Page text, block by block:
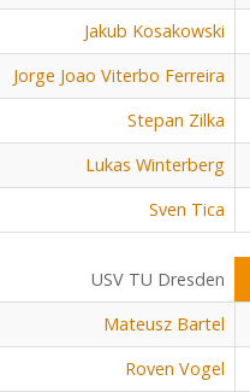
Jakub Kosakowski
Jorge Joao Viterbo Ferreira
Stepan Zilka
Lukas Winterberg
Sven Tica
USV TU Dresden
Mateusz Bartel
Roven Vogel